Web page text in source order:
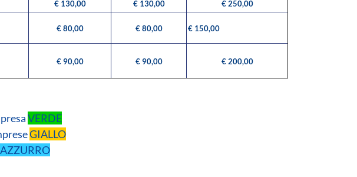
€ 130,00 € 130,00 € 250,00
€ 80,00 € 80,00 € 150,00
€ 90,00 € 90,00 € 200,00
VERDE
GIALLO
AZZURRO